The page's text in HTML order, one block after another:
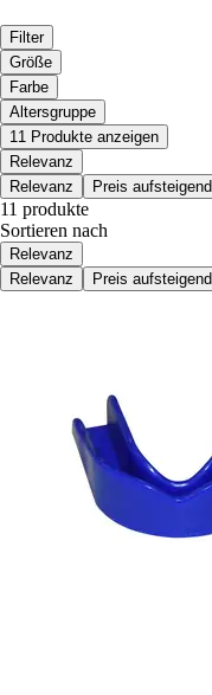
Filter
Größe
Farbe
Altersgruppe
11 Produkte anzeigen
Relevanz
Relevanz
Preis aufsteigend
11 produkte
Sortieren nach
Relevanz
Relevanz
Preis aufsteigend